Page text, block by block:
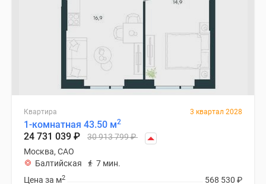
Квартира 3 квартал 2028
1-комнатная 43.50 м2
24 731 039 ₽ 30 913 799₽
Москва, САО
Балтийская
7 мин.
568 530 ₽
Цена за м2